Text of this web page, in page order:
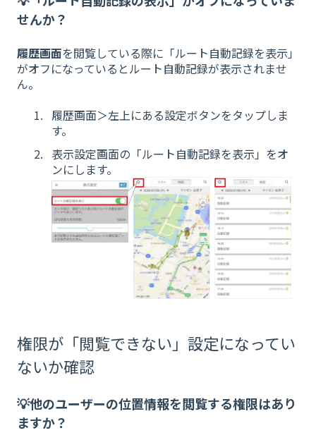
せんか？
履歴画面を閲覧している際に「ルート自動記録を表示」
がオフになっているとルート自動記録が表示されませ
ん。
履歴画面＞左上にある設定ボタンをタップしま
す。
表示設定画面の「ルート自動記録を表示」をオ
ンにします。
権限が「閲覧できない」設定になってい
ないか確認
💡他のユーザーの位置情報を閲覧する権限はあり
ますか？